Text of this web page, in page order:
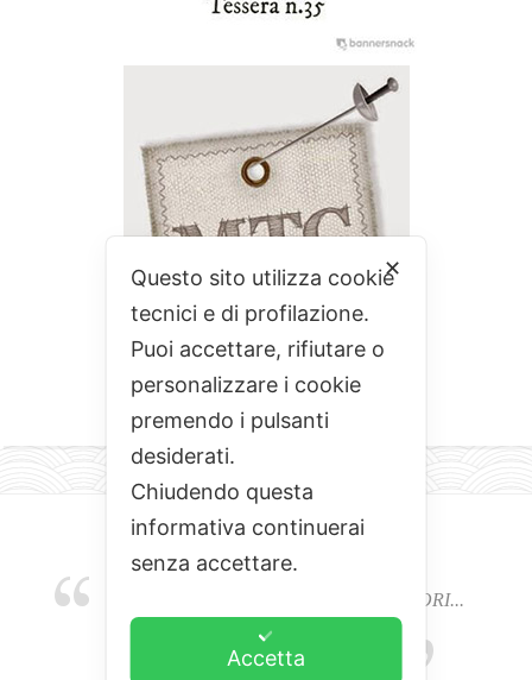
EMOZIONI, COLORI, ODORI E SAPORI...
L'ALCHIMIA DEL BUON CIBO
✕
Questo sito utilizza cookie
tecnici e di profilazione.
Puoi accettare, rifiutare o
personalizzare i cookie
premendo i pulsanti
desiderati.
Chiudendo questa
informativa continuerai
senza accettare.
Accetta